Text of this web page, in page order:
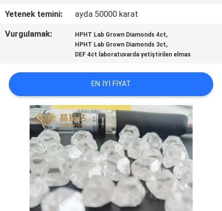
VAKALAR
HARITASI
PRIVACY
POLICY
Yetenek temini:
ayda 50000 karat
Vurgulamak:
HPHT Lab Grown Diamonds 4ct,
HPHT Lab Grown Diamonds 3ct,
DEF 4ct laboratuvarda yetiştirilen elmas
EN IYI FIYAT